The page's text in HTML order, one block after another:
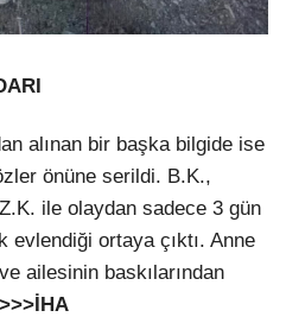
alınan bir başka bilgide ise
önüne serildi. B.K.,
ile olaydan sadece 3 gün
ortaya çıktı. Anne
ailesinin baskılarından
>>>İHA